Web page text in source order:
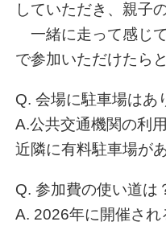
していただき、親子
一緒に走って感じ
で参加いただけたら
Q. 会場に駐車場はあ
A.公共交通機関の利
近隣に有料駐車場が
Q. 参加費の使い道は
A. 2026年に開催され